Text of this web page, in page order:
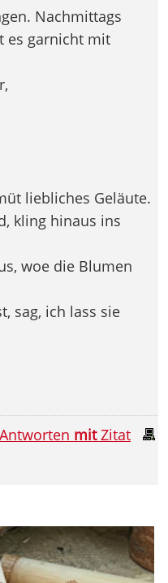
Nachmittags
es garnicht mit
liebliches Geläute.
kling hinaus ins
woe die Blumen
sag, ich lass sie
Antworten mitZitat